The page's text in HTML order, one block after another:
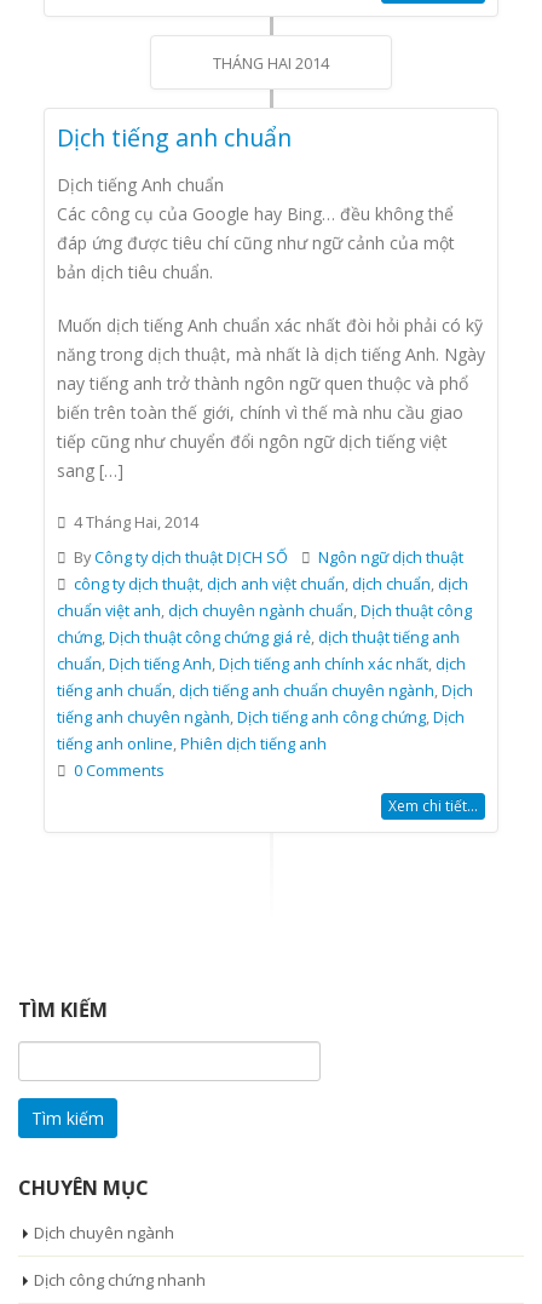
THÁNG HAI 2014
Dịch tiếng anh chuẩn
Dịch tiếng Anh chuẩn
Các công cụ của Google hay Bing… đều không thể
đáp ứng được tiêu chí cũng như ngữ cảnh của một
bản dịch tiêu chuẩn.
Muốn dịch tiếng Anh chuẩn xác nhất đòi hỏi phải có kỹ
năng trong dịch thuật, mà nhất là dịch tiếng Anh. Ngày
nay tiếng anh trở thành ngôn ngữ quen thuộc và phổ
biến trên toàn thế giới, chính vì thế mà nhu cầu giao
tiếp cũng như chuyển đổi ngôn ngữ dịch tiếng việt
sang […]
4 Tháng Hai, 2014
ByCông ty dịch thuật DỊCH SỐ
Ngôn ngữ dịch thuật
công ty dịch thuật,dịch anh việt chuẩn,dịch chuẩn,dịch
chuẩn việt anh,dịch chuyên ngành chuẩn,Dịch thuật công
chứng,Dịch thuật công chứng giá rẻ,dịch thuật tiếng anh
chuẩn,Dịch tiếng Anh,Dịch tiếng anh chính xác nhất,dịch
tiếng anh chuẩn,dịch tiếng anh chuẩn chuyên ngành,Dịch
tiếng anh chuyên ngành,Dịch tiếng anh công chứng,Dịch
tiếng anh online,Phiên dịch tiếng anh
0 Comments
Xem chi tiết...
TÌM KIẾM
kiếm
cho:
CHUYÊN MỤC
Dịch chuyên ngành
Dịch công chứng nhanh